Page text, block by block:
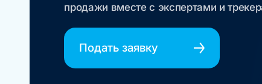
продажи вместе с экспертами и
Подать заявку